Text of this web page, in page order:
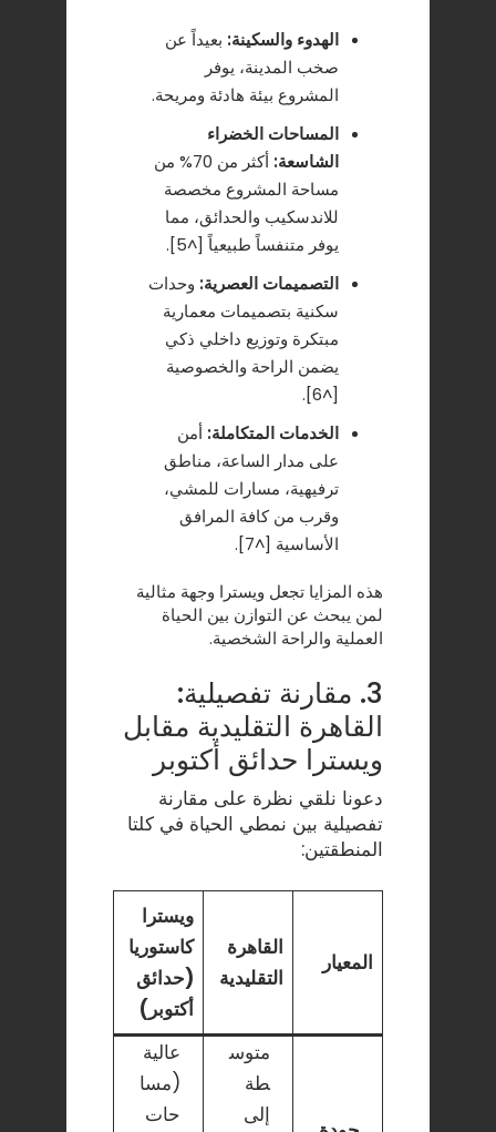
الهدوء والسكينة: بعيداً عن
صخب المدينة، يوفر
المشروع بيئة هادئة ومريحة.
المساحات الخضراء
الشاسعة:
أكثر من 70% من
مساحة المشروع مخصصة
للاندسكيب والحدائق، مما
يوفر متنفساً طبيعياً [^5].
التصميمات العصرية: وحدات
سكنية بتصميمات معمارية
مبتكرة وتوزيع داخلي ذكي
يضمن الراحة والخصوصية
[^6].
الخدمات المتكاملة: أمن
على مدار الساعة، مناطق
ترفيهية، مسارات للمشي،
وقرب من كافة المرافق
الأساسية [^7].
هذه المزايا تجعل ويسترا وجهة مثالية
لمن يبحث عن التوازن بين الحياة
العملية والراحة الشخصية.
3. مقارنة تفصيلية:
القاهرة التقليدية مقابل
ويسترا حدائق أكتوبر
دعونا نلقي نظرة على مقارنة
تفصيلية بين نمطي الحياة في كلتا
المنطقتين:
المعيار
القاهرة
التقليدية
ويسترا
كاستوريا
(حدائق
أكتوبر)
متوس
طة
إلى
عالية
(مسا
حات